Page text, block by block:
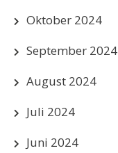
Oktober 2024
September 2024
August 2024
Juli 2024
Juni 2024